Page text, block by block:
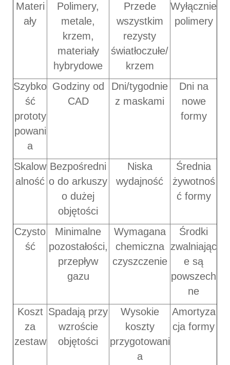
Materi
ały
Polimery,
metale,
krzem,
materiały
hybrydowe
Przede
wszystkim
rezysty
światłoczułe/
krzem
Wyłącznie
polimery
Szybko
ść
prototy
powani
a
Godziny od
CAD
Dni/tygodnie
z maskami
Dni na
nowe
formy
Skalow
alność
Bezpośredni
o do arkuszy
o dużej
objętości
Niska
wydajność
Średnia
żywotnoś
ć formy
Czysto
ść
Minimalne
pozostałości,
przepływ
gazu
Wymagana
chemiczna
czyszczenie
Środki
zwalniając
e są
powszech
ne
Koszt
za
zestaw
Spadają przy
wzroście
objętości
Wysokie
koszty
przygotowani
a
Amortyza
cja formy